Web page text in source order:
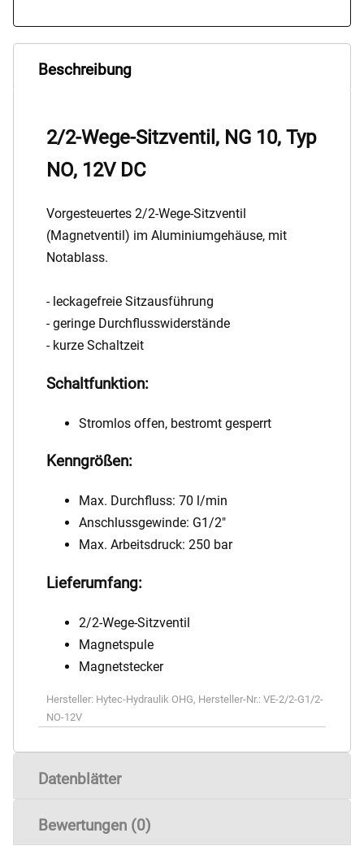
Beschreibung
2/2-Wege-Sitzventil, NG 10, Typ
NO, 12V DC
Vorgesteuertes 2/2-Wege-Sitzventil
(Magnetventil) im Aluminiumgehäuse, mit
Notablass.
- leckagefreie Sitzausführung
- geringe Durchflusswiderstände
- kurze Schaltzeit
Schaltfunktion:
Stromlos offen, bestromt gesperrt
Kenngrößen:
Max. Durchfluss: 70 l/min
Anschlussgewinde: G1/2"
Max. Arbeitsdruck: 250 bar
Lieferumfang:
2/2-Wege-Sitzventil
Magnetspule
Magnetstecker
Hersteller: Hytec-Hydraulik OHG, Hersteller-Nr.: VE-2/2-G1/2-
NO-12V
Datenblätter
Bewertungen (0)